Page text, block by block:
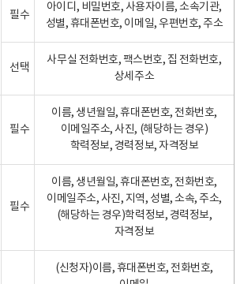
필수
아이디, 비밀번호, 사용자이름, 소속기관,
성별, 휴대폰번호, 이메일, 우편번호, 주소
선택
사무실 전화번호, 팩스번호, 집 전화번호,
상세주소
필수
이름, 생년월일, 휴대폰번호, 전화번호,
이메일주소, 사진, (해당하는 경우)
학력정보, 경력정보, 자격정보
필수
이름, 생년월일, 휴대폰번호, 전화번호,
이메일주소, 사진, 지역, 성별, 소속, 주소,
(해당하는 경우)학력정보, 경력정보,
자격정보
(신청자)이름, 휴대폰번호, 전화번호,